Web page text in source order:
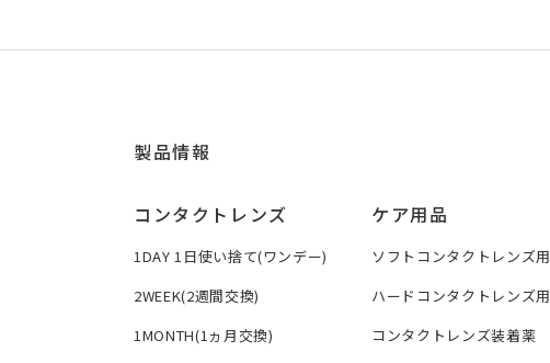
製品情報
コンタクトレンズ
1DAY 1日使い捨て(ワンデー)
2WEEK(2週間交換)
1MONTH(1ヵ月交換)
ケア用品
ソフトコンタクトレンズ用
ハードコンタクトレンズ用
コンタクトレンズ装着薬